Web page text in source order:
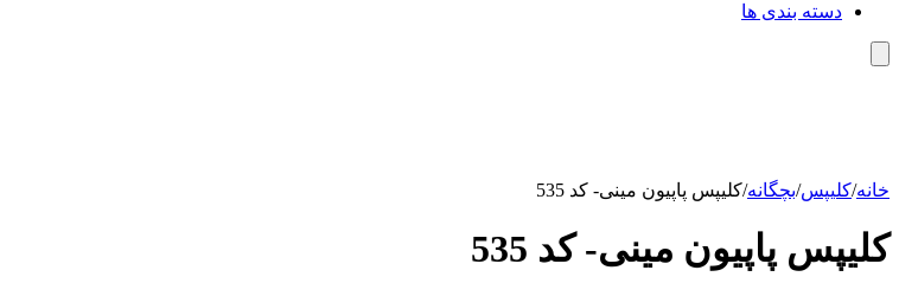
دسته بندی ها
خانه/کلیپس/بچگانه/کلیپس پاپیون مینی- کد 535
کلیپس پاپیون مینی- کد 535